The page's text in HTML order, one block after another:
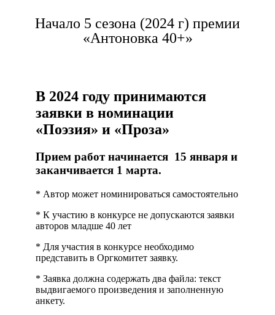
Начало 5 сезона (2024 г) премии
«Антоновка 40+»
В 2024 году принимаются
заявки в номинации
«Поэзия» и «Проза»
Прием работ начинается 15 января и
заканчивается 1 марта.
* Автор может номинироваться самостоятельно
* К участию в конкурсе не допускаются заявки
авторов младше 40 лет
* Для участия в конкурсе необходимо
представить в Оргкомитет заявку.
* Заявка должна содержать два файла: текст
выдвигаемого произведения и заполненную
анкету.